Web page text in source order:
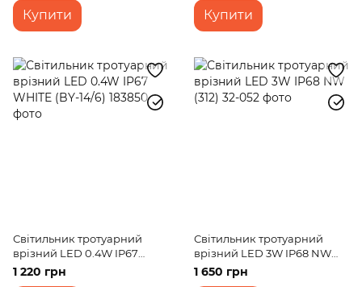
Купити Купити
Світильник тротуарний
врізний LED 0.4W IP67
WHITE (BY-14/6)
1 220 грн
Світильник тротуарний
врізний LED 3W IP68 NW
(312)
1 650 грн